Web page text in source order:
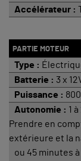
Accélérateur :
PARTIE MOTEUR
Type :
Batterie : 3 x
Puissance :
Autonomie : 1
Prendre en
extérieure et la
ou 45 minutes